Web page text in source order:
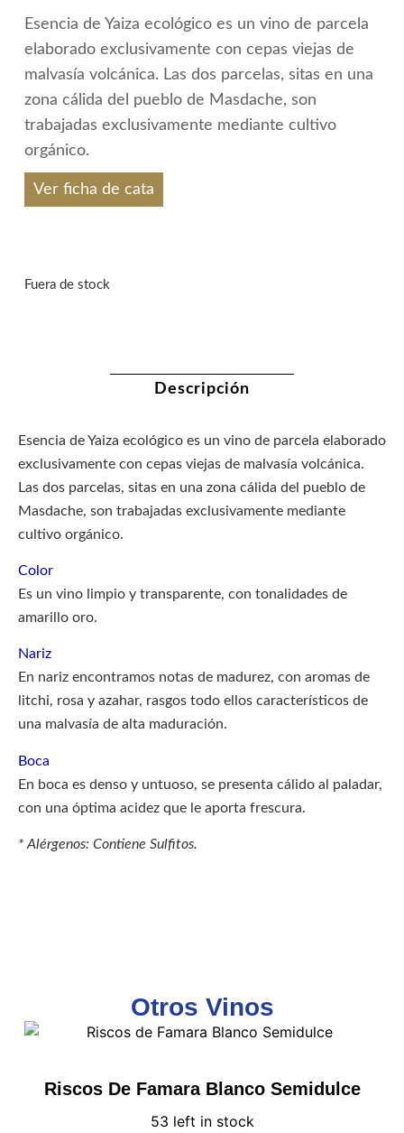
Esencia de Yaiza ecológico es un vino de parcela
elaborado exclusivamente con cepas viejas de
malvasía volcánica. Las dos parcelas, sitas en una
zona cálida del pueblo de Masdache, son
trabajadas exclusivamente mediante cultivo
orgánico.
Ver ficha de cata
Fuera de stock
Descripción
Esencia de Yaiza ecológico es un vino de parcela elaborado
exclusivamente con cepas viejas de malvasía volcánica.
Las dos parcelas, sitas en una zona cálida del pueblo de
Masdache, son trabajadas exclusivamente mediante
cultivo orgánico.
Color
Es un vino limpio y transparente, con tonalidades de
amarillo oro.
Nariz
En nariz encontramos notas de madurez, con aromas de
litchi, rosa y azahar, rasgos todo ellos característicos de
una malvasía de alta maduración.
Boca
En boca es denso y untuoso, se presenta cálido al paladar,
con una óptima acidez que le aporta frescura.
* Alérgenos: Contiene Sulfitos.
Otros Vinos
Riscos De Famara Blanco Semidulce
53 left in stock